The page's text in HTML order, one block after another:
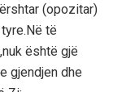
(opozitar)
të
është gjë
gjendjen dhe